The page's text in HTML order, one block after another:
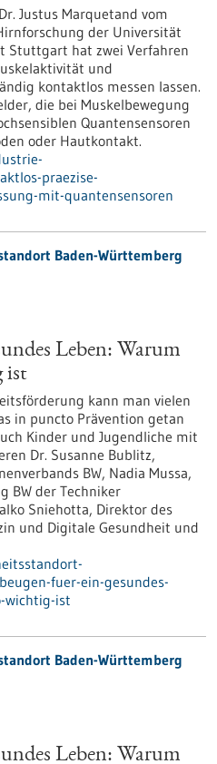
Justus Marquetand vom
der Universität
Stuttgart hat zwei Verfahren
und
kontaktlos messen lassen.
die bei Muskelbewegung
Quantensensoren
oder Hautkontakt.
praezise-
mit-quantensensoren
Baden-Württemberg
Leben: Warum
ist
kann man vielen
in puncto Prävention getan
Kinder und Jugendliche mit
Dr. Susanne Bublitz,
BW, Nadia Mussa,
BW der Techniker
Sniehotta, Direktor des
und Digitale Gesundheit und
fuer-ein-gesundes-
wichtig-ist
Baden-Württemberg
Leben: Warum